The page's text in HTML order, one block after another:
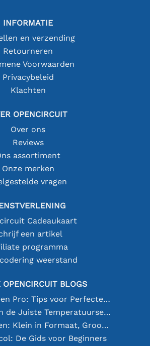
INFORMATIE
en verzending
Retourneren
Voorwaarden
Privacybeleid
Klachten
OPENCIRCUIT
Over ons
Reviews
assortiment
Onze merken
vragen
Cadeaukaart
een artikel
programma
weerstand
OPENCIRCUIT BLOGS
Solderen als een Pro: Tips voor Perfecte Elektronische Verbindingen
Het Kiezen van de Juiste Temperatuursensor [youtube]
18650 Batterijen: Klein in Formaat, Groot in Prestatie
De Gids voor Beginners